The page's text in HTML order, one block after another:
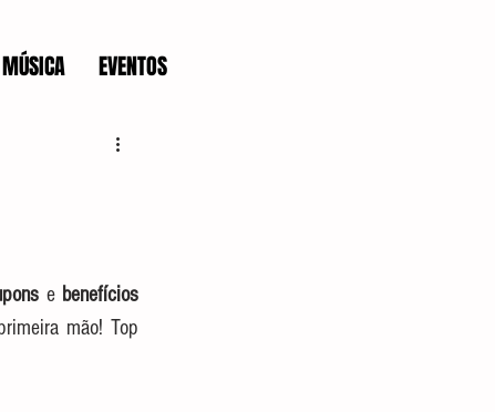
MÚSICA EVENTOS
e benefícios
mão! Top